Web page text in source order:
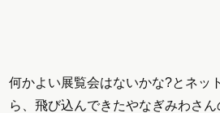
何かよい展覧会はないかな?とネッ
ら、飛び込んできたやなぎみわさ